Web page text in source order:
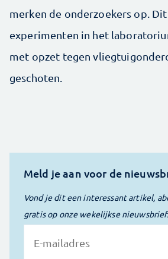
merken de onderzoekers op.
experimenten in het
met opzet tegen
geschoten.
Meld je aan voor de
Vond je dit een interessant artikel,
gratis op onze wekelijkse nieuwsbrief.